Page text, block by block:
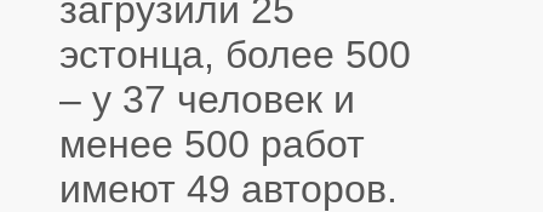
загрузили 25
эстонца, более 500
– у 37 человек и
менее 500 работ
имеют 49 авторов.